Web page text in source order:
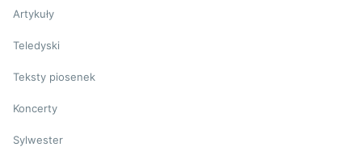
Artykuły
Teledyski
Teksty piosenek
Koncerty
Sylwester